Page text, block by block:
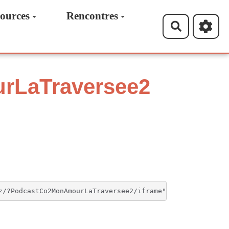
Rencontres